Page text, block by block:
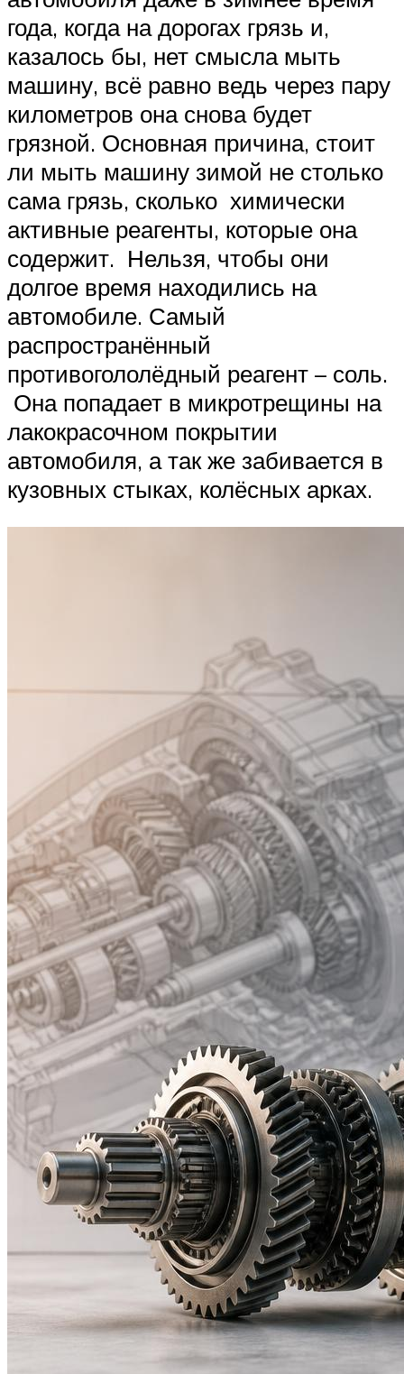
года, когда на дорогах грязь и,
казалось бы, нет смысла мыть
машину, всё равно ведь через пару
километров она снова будет
грязной. Основная причина, стоит
ли мыть машину зимой не столько
сама грязь, сколько химически
активные реагенты, которые она
содержит. Нельзя, чтобы они
долгое время находились на
автомобиле. Самый
распространённый
противогололёдный реагент – соль.
Она попадает в микротрещины на
лакокрасочном покрытии
автомобиля, а так же забивается в
кузовных стыках, колёсных арках.